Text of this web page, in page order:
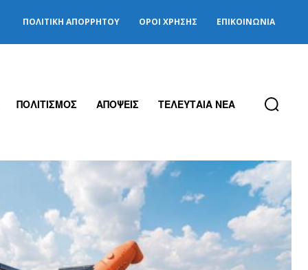
ΠΟΛΙΤΙΚΉ ΑΠΟΡΡΉΤΟΥ ΌΡΟΙ ΧΡΉΣΗΣ ΕΠΙΚΟΙΝΩΝΊΑ
ΠΟΛΙΤΙΣΜΟΣ ΑΠΟΨΕΙΣ ΤΕΛΕΥΤΑΙΑ ΝΕΑ